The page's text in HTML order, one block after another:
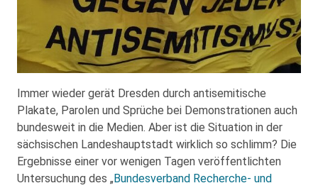
Immer wieder gerät Dresden durch antisemitische
Plakate, Parolen und Sprüche bei Demonstrationen auch
bundesweit in die Medien. Aber ist die Situation in der
sächsischen Landeshauptstadt wirklich so schlimm? Die
Ergebnisse einer vor wenigen Tagen veröffentlichten
Untersuchung des „Bundesverband Recherche- und